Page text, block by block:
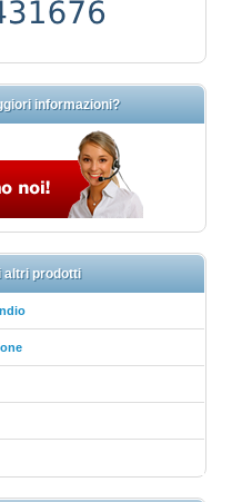
informazioni?
altri prodotti